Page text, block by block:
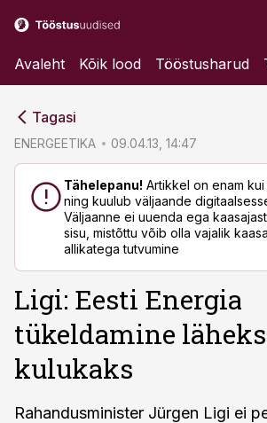
Avaleht Kõik lood Tööstusharud
Tagasi
ENERGEETIKA 09.04.13, 14:47
Tähelepanu! Artikkel on enam
ning kuulub väljaande
Väljaanne ei uuenda ega
sisu, mistõttu võib olla vajalik
allikatega tutvumine
Ligi: Eesti Energia
tükeldamine läheks
kulukaks
Rahandusminister Jürgen Ligi ei